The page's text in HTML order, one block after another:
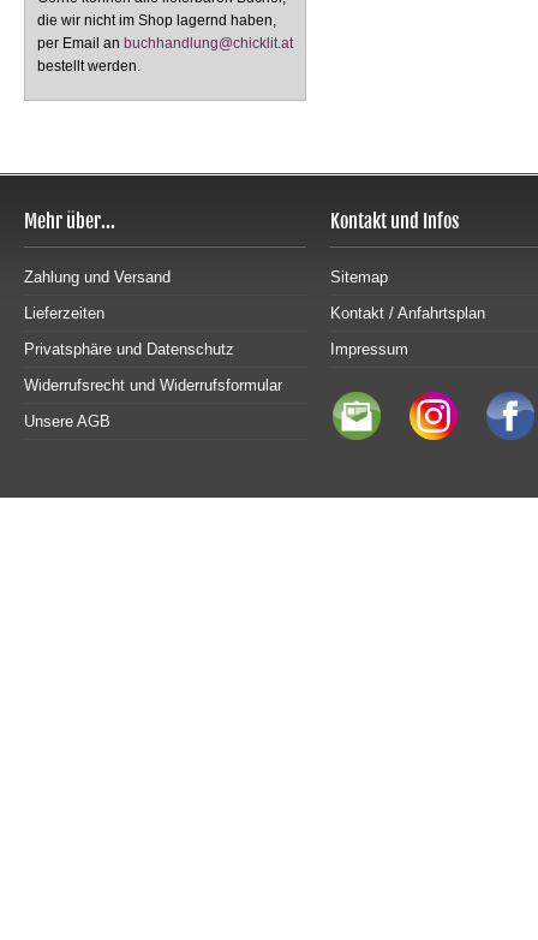
die wir nicht im Shop lagernd haben,
per Email an buchhandlung@chicklit.at
bestellt werden.
Mehr über...
Zahlung und Versand
Lieferzeiten
Privatsphäre und Datenschutz
Widerrufsrecht und Widerrufsformular
Unsere AGB
Kontakt und Infos
Sitemap
Kontakt / Anfahrtsplan
Impressum